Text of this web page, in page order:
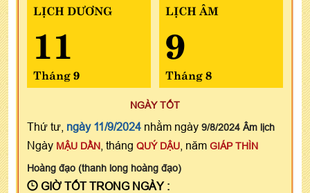
LỊCH DƯƠNG
11
Tháng 9
LỊCH ÂM
9
Tháng 8
NGÀY TỐT
Thứ tư, ngày 11/9/2024 nhằm ngày 9/8/2024 Âm lịch
Ngày MẬU DẦN , tháng QUÝ DẬU , năm GIÁP THÌN
Hoàng đạo (thanh long hoàng đạo)
GIỜ TỐT TRONG NGÀY :